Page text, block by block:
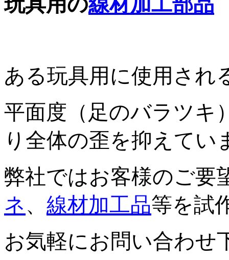
ある玩具用に使用され
平面度（足のバラツキ
り全体の歪を抑えてい
弊社ではお客様のご要
ネ 、 線材加工品等を試
お気軽にお問い合わせ